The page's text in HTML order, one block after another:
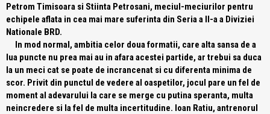
Petrom Timisoara si Stiinta Petrosani, meciul-meciurilor pentru
echipele aflata in cea mai mare suferinta din Seria a II-a a Diviziei
Nationale BRD.
In mod normal, ambitia celor doua formatii, care alta sansa de a
lua puncte nu prea mai au in afara acestei partide, ar trebui sa duca
la un meci cat se poate de incrancenat si cu diferenta minima de
scor. Privit din punctul de vedere al oaspetilor, jocul pare un fel de
moment al adevarului la care se merge cu putina speranta, multa
neincredere si la fel de multa incertitudine. Ioan Ratiu, antrenorul